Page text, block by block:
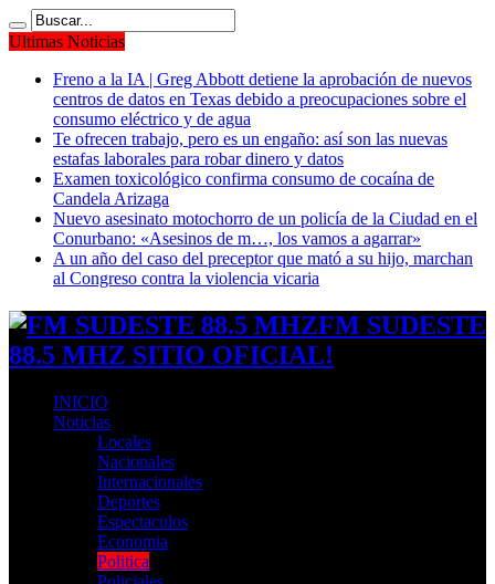
Ultimas Noticias
Freno a la IA | Greg Abbott detiene la aprobación de nuevos
centros de datos en Texas debido a preocupaciones sobre el
consumo eléctrico y de agua
Te ofrecen trabajo, pero es un engaño: así son las nuevas
estafas laborales para robar dinero y datos
Examen toxicológico confirma consumo de cocaína de
Candela Arizaga
Nuevo asesinato motochorro de un policía de la Ciudad en el
Conurbano: «Asesinos de m…, los vamos a agarrar»
A un año del caso del preceptor que mató a su hijo, marchan
al Congreso contra la violencia vicaria
FM SUDESTE
88.5 MHZ SITIO OFICIAL!
INICIO
Noticias
Locales
Nacionales
Internacionales
Deportes
Espectaculos
Economia
Politica